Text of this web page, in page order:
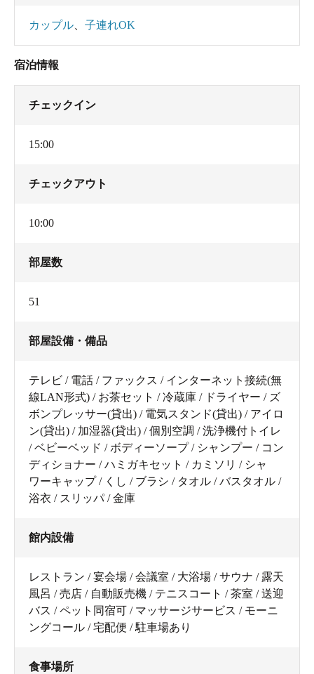
カップル 子連れOK
宿泊情報
チェックイン
15:00
チェックアウト
10:00
部屋数
51
部屋設備・備品
テレビ / 電話 / ファックス / インターネット接続(無
線LAN形式) / お茶セット / 冷蔵庫 / ドライヤー / ズ
ボンプレッサー(貸出) / 電気スタンド(貸出) / アイロ
ン(貸出) / 加湿器(貸出) / 個別空調 / 洗浄機付トイレ
/ ベビーベッド / ボディーソープ / シャンプー / コン
ディショナー / ハミガキセット / カミソリ / シャ
ワーキャップ / くし / ブラシ / タオル / バスタオル /
浴衣 / スリッパ / 金庫
館内設備
レストラン / 宴会場 / 会議室 / 大浴場 / サウナ / 露天
風呂 / 売店 / 自動販売機 / テニスコート / 茶室 / 送迎
バス / ペット同宿可 / マッサージサービス / モーニ
ングコール / 宅配便 / 駐車場あり
食事場所